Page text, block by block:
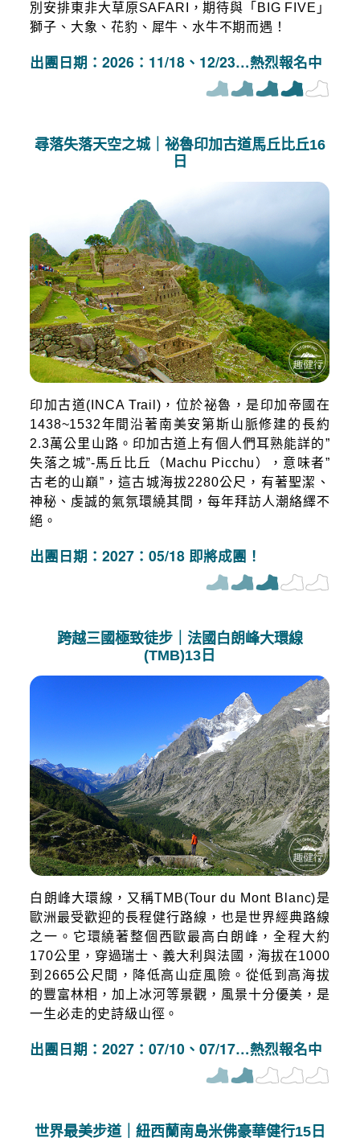
出團日期：2026：11/18、12/23…熱烈報名中
別安排東非大草原SAFARI，期待與「BIG FIVE」
獅子、大象、花豹、犀牛、水牛不期而遇！
尋落失落天空之城｜祕魯印加古道馬丘比丘16
日
出團日期：2027：05/18 即將成團！
印加古道(INCA Trail)，位於祕魯，是印加帝國在
1438~1532年間沿著南美安第斯山脈修建的長約
2.3萬公里山路。印加古道上有個人們耳熟能詳的”
失落之城”-馬丘比丘（Machu Picchu），意味者”
古老的山巔”，這古城海拔2280公尺，有著聖潔、
神秘、虔誠的氣氛環繞其間，每年拜訪人潮絡繹不
絕。
跨越三國極致徒步｜法國白朗峰大環線
(TMB)13日
出團日期：2027：07/10、07/17…熱烈報名中
白朗峰大環線，又稱TMB(Tour du Mont Blanc)是
歐洲最受歡迎的長程健行路線，也是世界經典路線
之一。它環繞著整個西歐最高白朗峰，全程大約
170公里，穿過瑞士、義大利與法國，海拔在1000
到2665公尺間，降低高山症風險。從低到高海拔
的豐富林相，加上冰河等景觀，風景十分優美，是
一生必走的史詩級山徑。
世界最美步道｜紐西蘭南島米佛豪華健行15日